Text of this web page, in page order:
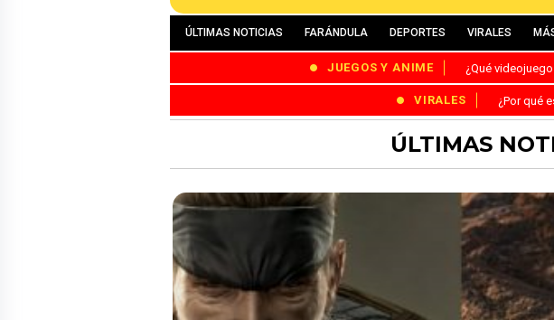
ÚLTIMAS NOTICIAS FARÁNDULA DEPORTES VIRALES
JUEGOS Y ANIME ¿Qué
VIRALES ¿Por qué
ÚLTIMAS